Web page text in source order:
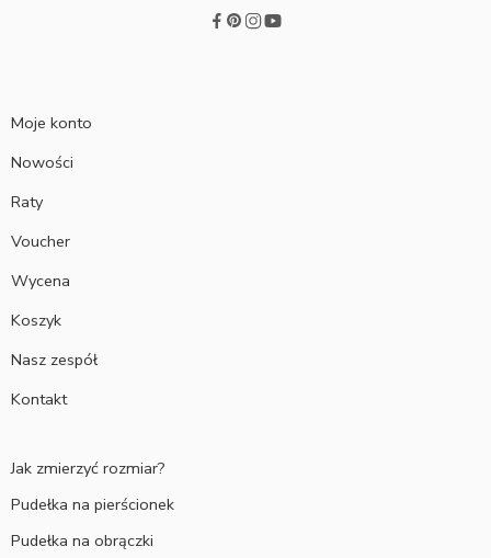
Moje konto
Nowości
Raty
Voucher
Wycena
Koszyk
Nasz zespół
Kontakt
Jak zmierzyć rozmiar?
Pudełka na pierścionek
Pudełka na obrączki